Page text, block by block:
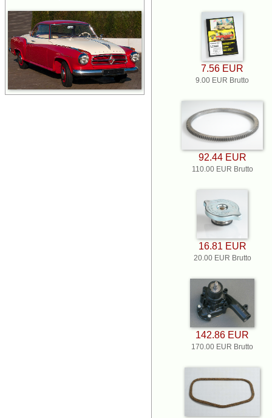
7.56 EUR
9.00 EUR Brutto
92.44 EUR
110.00 EUR Brutto
16.81 EUR
20.00 EUR Brutto
142.86 EUR
170.00 EUR Brutto